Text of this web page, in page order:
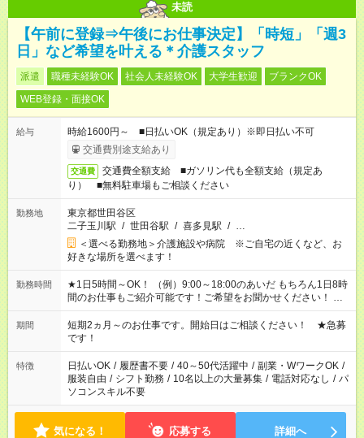
未読
【午前に登録⇒午後にお仕事決定】「時短」「週3
日」など希望を叶える＊介護スタッフ
派遣 職種未経験OK 社会人未経験OK 大学生歓迎
ブランクOK
WEB登録・面接OK
給与
時給1600円～ ■日払いOK（規定あり）※即日払い不可
交通費別途支給あり
交通費
交通費全額支給 ■ガソリン代も全額支給（規定あ
り） ■無料駐車場もご相談ください
勤務地
東京都世田谷区
二子玉川駅 / 世田谷駅 / 喜多見駅 / …
＜選べる勤務地＞介護施設や病院 ※ご自宅の近くなど、お
好きな場所を選べます！
勤務時間
★1日5時間～OK！ （例）9:00～18:00のあいだ もちろん1日8時
間のお仕事もご紹介可能です！ご希望をお聞かせください！ ※
週最低15時間以上の勤務が必要です
期間
短期2ヵ月～のお仕事です。開始日はご相談ください！ ★急募
です！
特徴 日払いOK / 履歴書不要 / 40～50代活躍中 / 副業・WワークOK /
服装自由 / シフト勤務 / 10名以上の大量募集 / 電話対応なし / パ
ソコンスキル不要
気になる！ 応募する 詳細へ